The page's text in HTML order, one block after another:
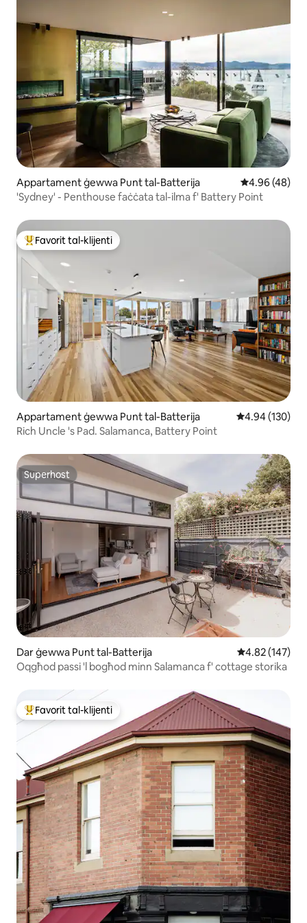
Appartament ġewwa Punt tal-Batterija Rating medju
4.96 (48)
'Sydney' - Penthouse faċċata tal-ilma f' Battery Point
Wieħed mill-aqwa favoriti tal-klijenti
Favorit tal-klijenti
Appartament ġewwa Punt tal-Batterija Rating medju
4.94 (130)
Rich Uncle 's Pad. Salamanca, Battery Point
Superhost
Superhost
Dar ġewwa Punt tal-Batterija Rating medju
4.82 (147)
Oqgħod passi 'l bogħod minn Salamanca f' cottage storika
Wieħed mill-aqwa favoriti tal-klijenti
Favorit tal-klijenti